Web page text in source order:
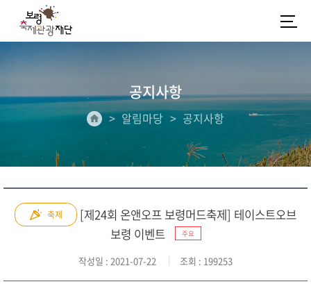
공지사항
알림마당 공지사항
축제
[제24회 온앤오프 보령머드축제] 테이스트오브
보령 이벤트
주요
작성일 : 2021-07-22 조회 : 199253